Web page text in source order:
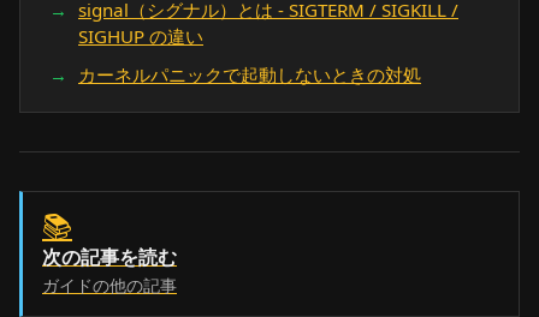
signal（シグナル）とは - SIGTERM / SIGKILL /
SIGHUP の違い
カーネルパニックで起動しないときの対処
📚
次の記事を読む
ガイドの他の記事